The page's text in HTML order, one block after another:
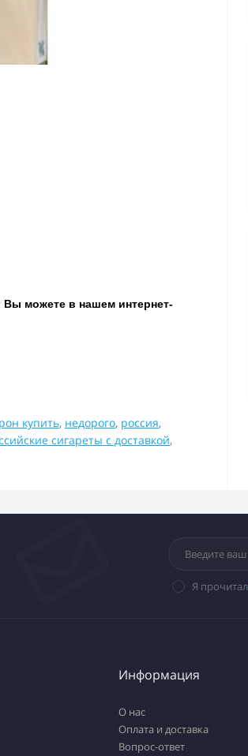
Вы можете в нашем интернет-
купить, недорого, россия,
сигареты с доставкой,
Я прочитал
Информация
О нас
Оплата и доставка
Вопрос-ответ